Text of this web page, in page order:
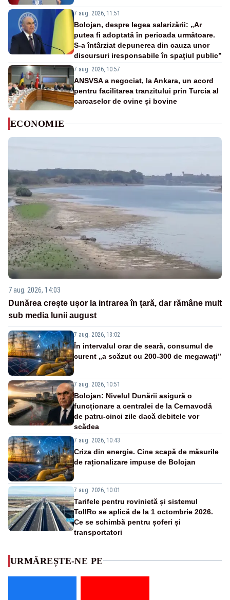
7 aug. 2026, 11:51
Bolojan, despre legea salarizării: „Ar
putea fi adoptată în perioada următoare.
S-a întârziat depunerea din cauza unor
discursuri iresponsabile în spaţiul public”
7 aug. 2026, 10:57
ANSVSA a negociat, la Ankara, un acord
pentru facilitarea tranzitului prin Turcia al
carcaselor de ovine și bovine
ECONOMIE
7 aug. 2026, 14:03
Dunărea crește ușor la intrarea în țară, dar rămâne mult
sub media lunii august
7 aug. 2026, 13:02
În intervalul orar de seară, consumul de
curent „a scăzut cu 200-300 de megawați”
7 aug. 2026, 10:51
Bolojan: Nivelul Dunării asigură o
funcționare a centralei de la Cernavodă
de patru-cinci zile dacă debitele vor
scădea
7 aug. 2026, 10:43
Criza din energie. Cine scapă de măsurile
de raționalizare impuse de Bolojan
7 aug. 2026, 10:01
Tarifele pentru rovinietă și sistemul
TollRo se aplică de la 1 octombrie 2026.
Ce se schimbă pentru șoferi și
transportatori
URMĂREȘTE-NE PE